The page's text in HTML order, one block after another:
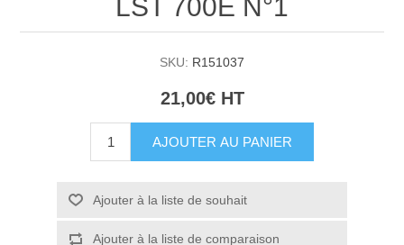
LST 700E N°1
SKU: R151037
21,00€ HT
AJOUTER AU PANIER
Ajouter à la liste de souhait
Ajouter à la liste de comparaison